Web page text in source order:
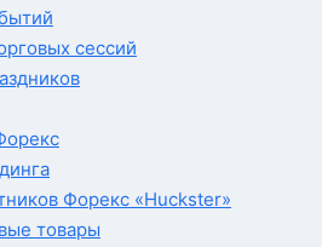
сессий
Форекс «Huckster»
товары